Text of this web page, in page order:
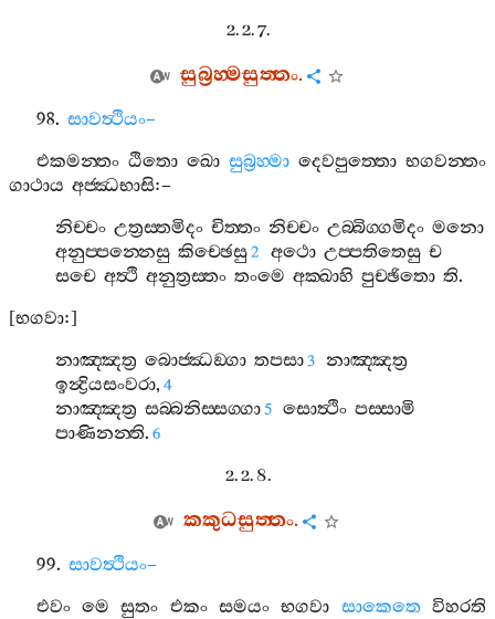
2. 2. 7.
සුබ්‍රහ‍්මසුත‍්තං.
98. සාවත්‍ථියං–
එකමන‍්තං ඨිතො ඛො සුබ්‍රහ‍්මා දෙවපුත‍්තො භගවන‍්තං
ගාථාය අජ‍්ඣභාසි:–
නිච‍්චං උත්‍රස‍්තමිදං චිත‍්තං නිච‍්චං උබ‍්බිග‍්ගමිදං මනො
අනුප‍්පන‍්නෙසු කිච‍්ඡෙසු2 අථො උප‍්පතිතෙසු ච
සචෙ අත්‍ථි අනුත්‍රස‍්තං තංමෙ අක‍්ඛාහි පුච‍්ඡිතො ති.
[භගවා:]
නාඤ‍්ඤත්‍ර බොජ‍්ඣඞ‍්ගා තපසා3
නාඤ‍්ඤත්‍ර
ඉන්‍ද්‍රියසංවරා, 4
නාඤ‍්ඤත්‍ර සබ‍්බනිස‍්සග‍්ගා5 සොත්‍ථිං පස‍්සාමි
පාණිනන‍්ති. 6
2. 2. 8.
කකුධසුත‍්තං.
99. සාවත්‍ථියං–
එවං මෙ සුතං එකං සමයං භගවා සාකෙතෙ විහරති